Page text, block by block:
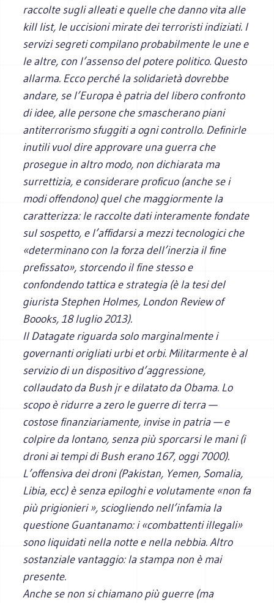
raccolte sugli alleati e quelle che danno vita alle
kill list, le uccisioni mirate dei terroristi indiziati. I
servizi segreti compilano probabilmente le une e
le altre, con l’assenso del potere politico. Questo
allarma. Ecco perché la solidarietà dovrebbe
andare, se l’Europa è patria del libero confronto
di idee, alle persone che smascherano piani
antiterrorismo sfuggiti a ogni controllo. Definirle
inutili vuol dire approvare una guerra che
prosegue in altro modo, non dichiarata ma
surrettizia, e considerare proficuo (anche se i
modi offendono) quel che maggiormente la
caratterizza: le raccolte dati interamente fondate
sul sospetto, e l’affidarsi a mezzi tecnologici che
«determinano con la forza dell’inerzia il fine
prefissato», storcendo il fine stesso e
confondendo tattica e strategia (è la tesi del
giurista Stephen Holmes, London Review of
Boooks, 18 luglio 2013).
Il Datagate riguarda solo marginalmente i
governanti origliati urbi et orbi. Militarmente è al
servizio di un dispositivo d’aggressione,
collaudato da Bush jr e dilatato da Obama. Lo
scopo è ridurre a zero le guerre di terra —
costose finanziariamente, invise in patria — e
colpire da lontano, senza più sporcarsi le mani (i
droni ai tempi di Bush erano 167, oggi 7000).
L’offensiva dei droni (Pakistan, Yemen, Somalia,
Libia, ecc) è senza epiloghi e volutamente «non fa
più prigionieri », sciogliendo nell’infamia la
questione Guantanamo: i «combattenti illegali»
sono liquidati nella notte e nella nebbia. Altro
sostanziale vantaggio: la stampa non è mai
presente.
Anche se non si chiamano più guerre (ma